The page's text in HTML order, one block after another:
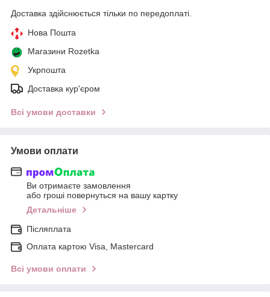
Доставка здійснюється тільки по передоплаті.
Нова Пошта
Магазини Rozetka
Укрпошта
Доставка кур'єром
Всі умови доставки
Умови оплати
Ви отримаєте замовлення
або гроші повернуться на вашу картку
Детальніше
Післяплата
Оплата картою Visa, Mastercard
Всі умови оплати